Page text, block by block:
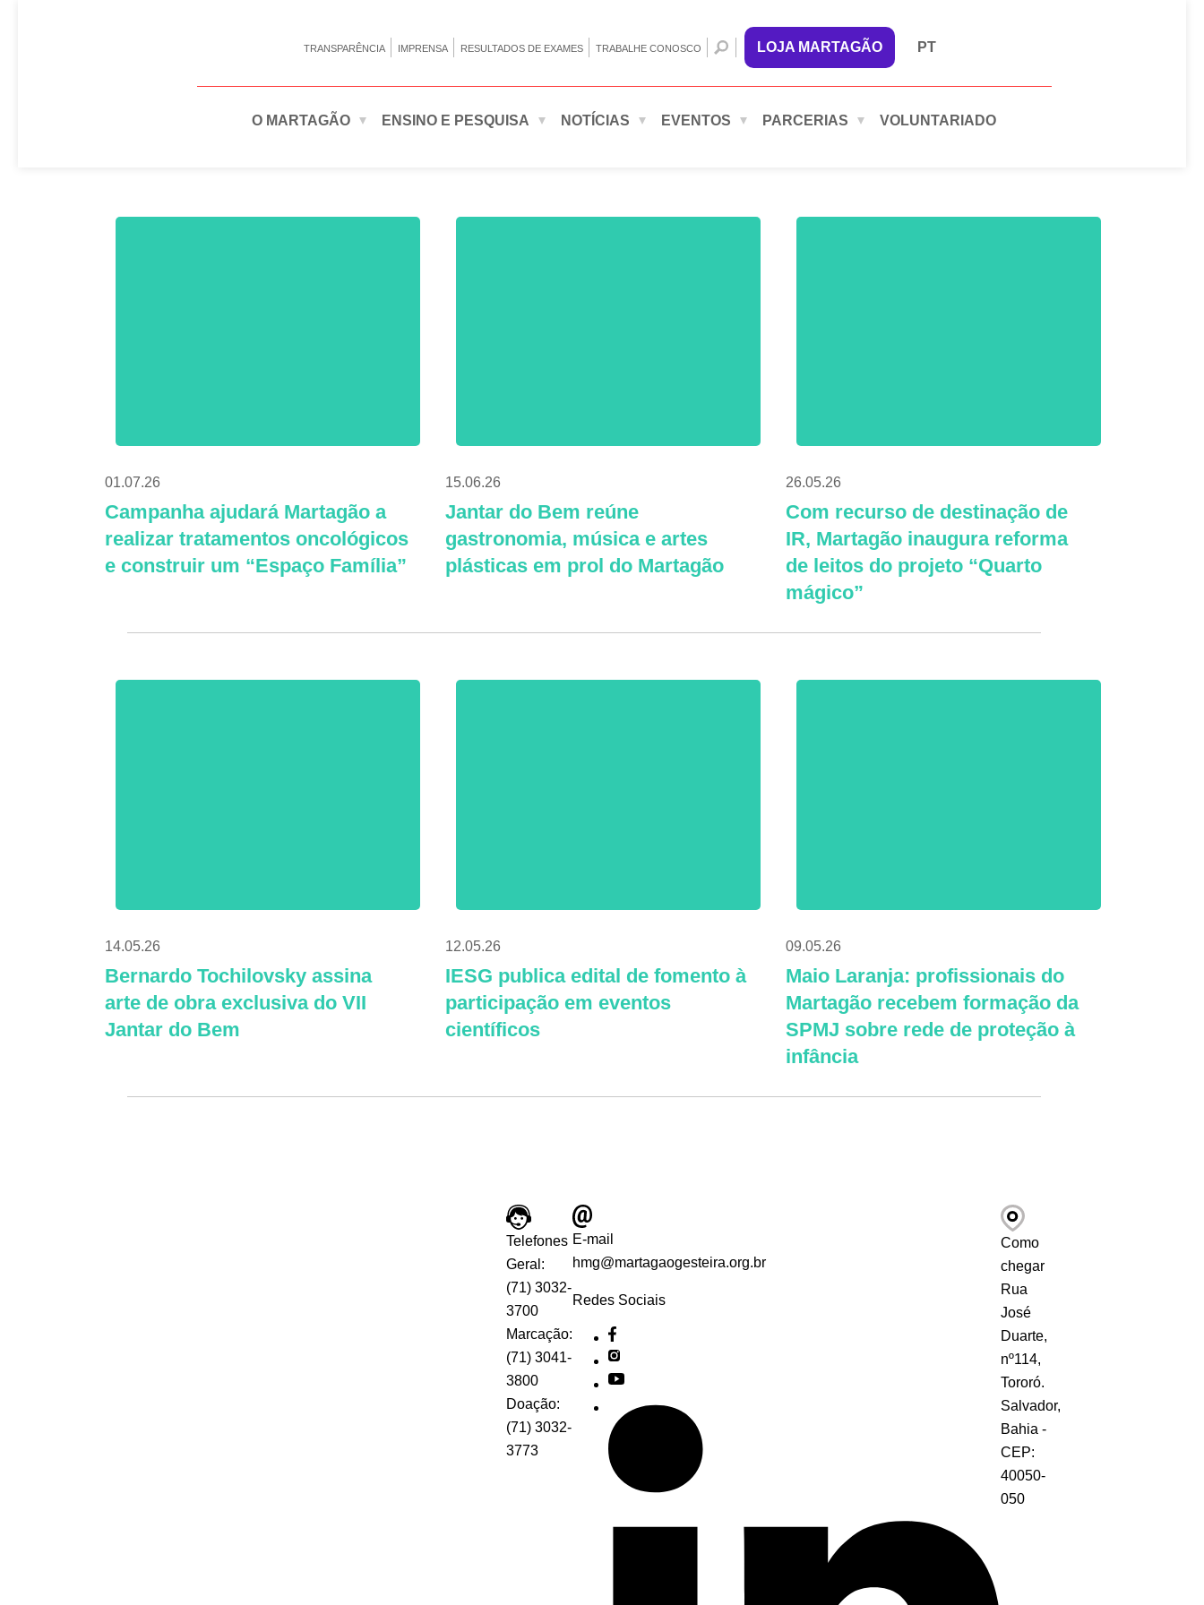
TRANSPARÊNCIA IMPRENSA RESULTADOS DE EXAMES TRABALHE CONOSCO LOJA MARTAGÃO PT
O MARTAGÃO ENSINO E PESQUISA NOTÍCIAS EVENTOS PARCERIAS VOLUNTARIADO
01.07.26
Campanha ajudará Martagão a
realizar tratamentos oncológicos
e construir um “Espaço Família”
15.06.26
Jantar do Bem reúne
gastronomia, música e artes
plásticas em prol do Martagão
26.05.26
Com recurso de destinação de
IR, Martagão inaugura reforma
de leitos do projeto “Quarto
mágico”
14.05.26
Bernardo Tochilovsky assina
arte de obra exclusiva do VII
Jantar do Bem
12.05.26
IESG publica edital de fomento à
participação em eventos
científicos
09.05.26
Maio Laranja: profissionais do
Martagão recebem formação da
SPMJ sobre rede de proteção à
infância
Telefones
Geral:
(71) 3032-
3700
Marcação:
(71) 3041-
3800
Doação:
(71) 3032-
3773
E-mail
hmg@martagaogesteira.org.br
Redes Sociais
Como
chegar
Rua
José
Duarte,
nº114,
Tororó.
Salvador,
Bahia -
CEP:
40050-
050